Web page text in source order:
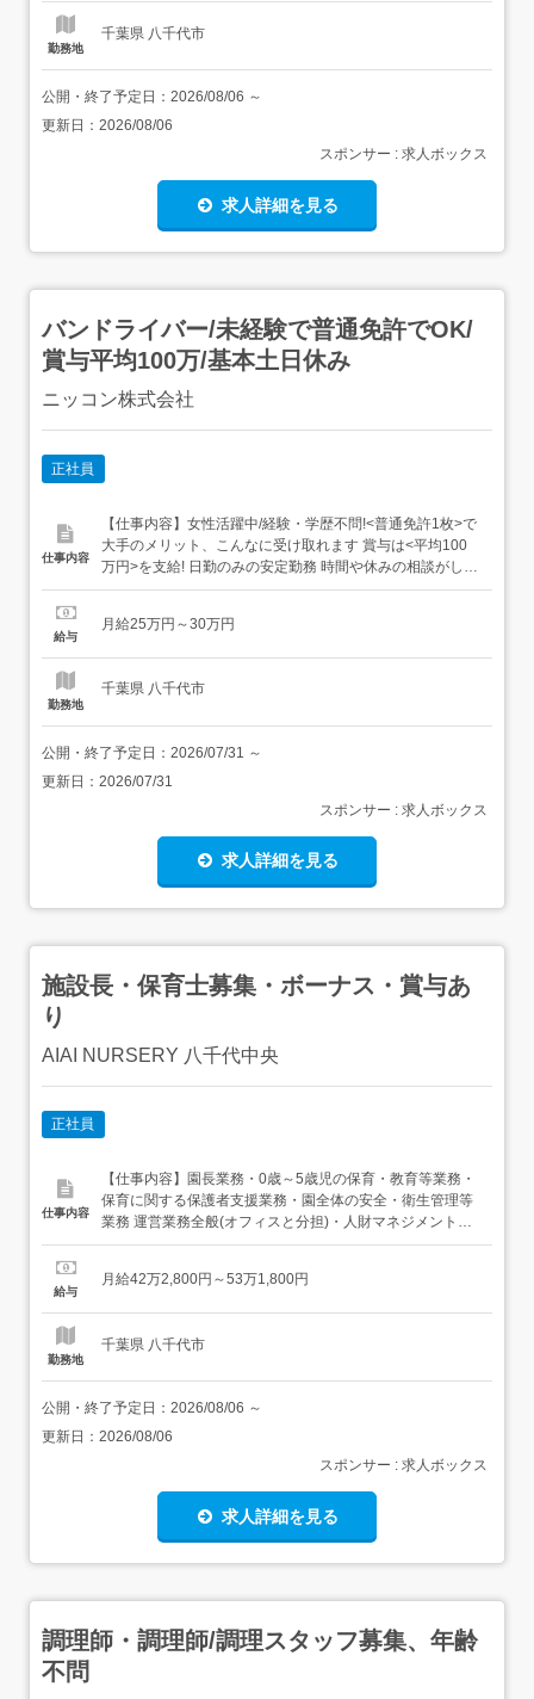
勤務地
千葉県 八千代市
公開・終了予定日： 2026/08/06 ～
更新日： 2026/08/06
スポンサー : 求人ボックス
求人詳細を見る
バンドライバー/未経験で普通免許でOK/
賞与平均100万/基本土日休み
ニッコン株式会社
正社員
仕事内容
【仕事内容】女性活躍中/経験・学歴不問!<普通免許1枚>で
大手のメリット、こんなに受け取れます 賞与は<平均100
万円>を支給! 日勤のみの安定勤務 時間や休みの相談がしや
すい 嬉しい週休2日制!基本土日休み 「子育ても落ち着いた
得しやすいので、家庭のある方でも働きやすい環境です ...
給与
月給25万円～30万円
勤務地
千葉県 八千代市
公開・終了予定日： 2026/07/31 ～
更新日： 2026/07/31
スポンサー : 求人ボックス
求人詳細を見る
施設長・保育士募集・ボーナス・賞与あ
り
AIAI NURSERY 八千代中央
正社員
仕事内容
【仕事内容】園長業務・0歳～5歳児の保育・教育等業務・
保育に関する保護者支援業務・園全体の安全・衛生管理等
業務 運営業務全般(オフィスと分担)・人財マネジメント・
育成・保護者応対・収支管理・利用者実績報告・行政対応
「保育目標」、「保育者10か条」に基づき日々の保育にあ
給与
月給42万2,800円～53万1,800円
勤務地
千葉県 八千代市
公開・終了予定日： 2026/08/06 ～
更新日： 2026/08/06
スポンサー : 求人ボックス
求人詳細を見る
調理師・調理師/調理スタッフ募集、年齢
不問